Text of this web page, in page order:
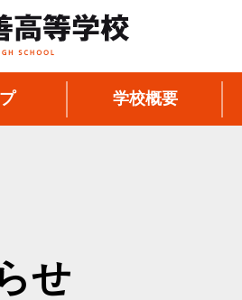
学校概要
せ